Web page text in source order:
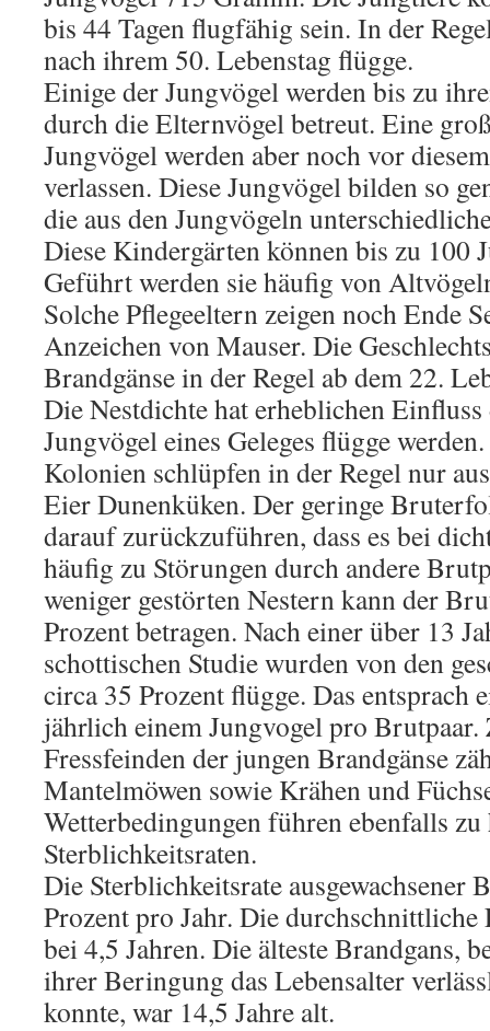
bis 44 Tagen flugfähig sein. In der
nach ihrem 50. Lebenstag flügge.
Einige der Jungvögel werden bis zu
durch die Elternvögel betreut. Eine
Jungvögel werden aber noch vor
verlassen. Diese Jungvögel bilden so
die aus den Jungvögeln
Diese Kindergärten können bis zu 100
Geführt werden sie häufig von
Solche Pflegeeltern zeigen noch Ende
Anzeichen von Mauser. Die
Brandgänse in der Regel ab dem 22.
Die Nestdichte hat erheblichen
Jungvögel eines Geleges flügge
Kolonien schlüpfen in der Regel nur
Eier Dunenküken. Der geringe
darauf zurückzuführen, dass es bei
häufig zu Störungen durch andere
weniger gestörten Nestern kann der
Prozent betragen. Nach einer über 13
schottischen Studie wurden von den
circa 35 Prozent flügge. Das
jährlich einem Jungvogel pro Brutpaar.
Fressfeinden der jungen Brandgänse
Mantelmöwen sowie Krähen und
Wetterbedingungen führen ebenfalls zu
Sterblichkeitsraten.
Die Sterblichkeitsrate ausgewachsener
Prozent pro Jahr. Die
bei 4,5 Jahren. Die älteste Brandgans,
ihrer Beringung das Lebensalter
konnte, war 14,5 Jahre alt.